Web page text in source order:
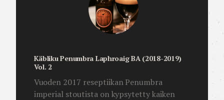
Käbliku Penumbra Laphroaig BA (2018-2019)
Vol. 2
Vuoden 2017 reseptiikan Penumbra
imperial stoutista on kypsytetty kaiken